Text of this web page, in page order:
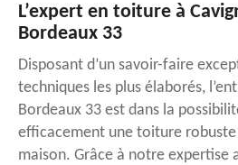
L’expert en toiture à
Bordeaux 33
Disposant d’un savoir-faire
techniques les plus élaborés,
Bordeaux 33 est dans la
efficacement une toiture
maison. Grâce à notre expertise